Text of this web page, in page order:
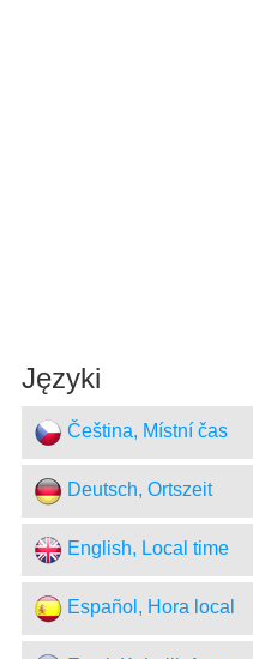
Języki
Čeština, Místní čas
Deutsch, Ortszeit
English, Local time
Español, Hora local